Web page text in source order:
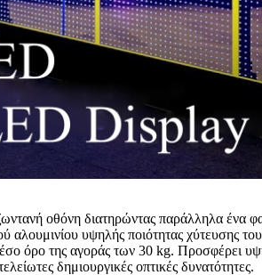
οθόνη διατηρώντας παράλληλα ένα
υψηλής ποιότητας χύτευσης του
όρο της αγοράς των 30 kg. Προσφέρει
δημιουργικές οπτικές δυνατότητες.